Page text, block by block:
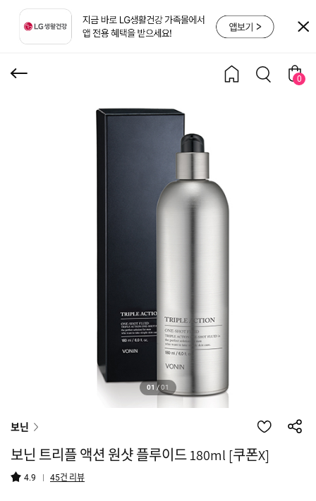
0
루이드 180ml [쿠폰X]
01 /01
보닌
보닌 트리플 액션 원샷 플루이드 180ml [쿠폰X]
4.9 45건 리뷰